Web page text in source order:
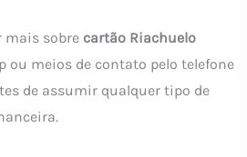
mais sobre cartão Riachuelo
ou meios de contato pelo telefone
de assumir qualquer tipo de